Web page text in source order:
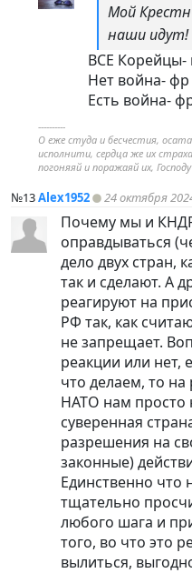
Мой
наши идут!
ВСЕ Корейцы-
Нет война- фр
Есть война-
----------
О еже студа и бесчестия,
исполнити, сердца же их
погоняяй и поражаяй их,
№13Alex1952 24 октября
Почему мы и
оправдываться
дело двух стран,
так и сделают. А
реагируют на
РФ так, как
не запрещает.
реакции или нет,
что делаем, то
НАТО нам просто
суверенная
разрешения на
законные)
Единственно что
тщательно
любого шага и
того, во что это
вылиться,